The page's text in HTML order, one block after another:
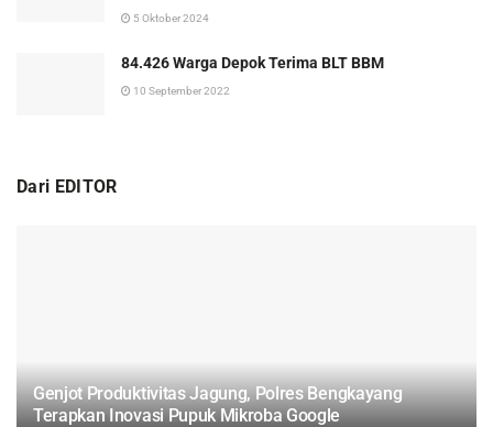
5 Oktober 2024
84.426 Warga Depok Terima BLT BBM
10 September 2022
Dari EDITOR
Genjot Produktivitas Jagung, Polres Bengkayang
Terapkan Inovasi Pupuk Mikroba Google